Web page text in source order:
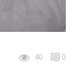
40 0